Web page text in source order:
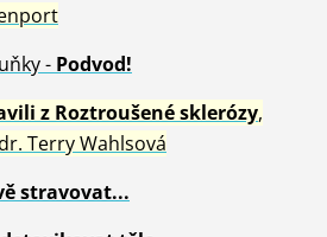
- Podvod!
z Roztroušené sklerózy,
Terry Wahlsová
stravovat...